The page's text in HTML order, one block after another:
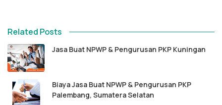
Related Posts
Jasa Buat NPWP & Pengurusan PKP Kuningan
Biaya Jasa Buat NPWP & Pengurusan PKP
Palembang, Sumatera Selatan